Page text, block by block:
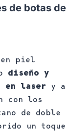
de botas de
piel
diseño y
en laser y a
con los
de doble
un toque